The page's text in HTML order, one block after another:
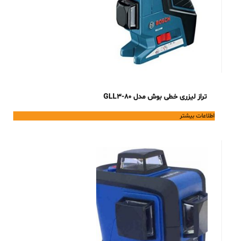
تراز لیزری خطی بوش مدل GLL3-80
اطلاعات بیشتر